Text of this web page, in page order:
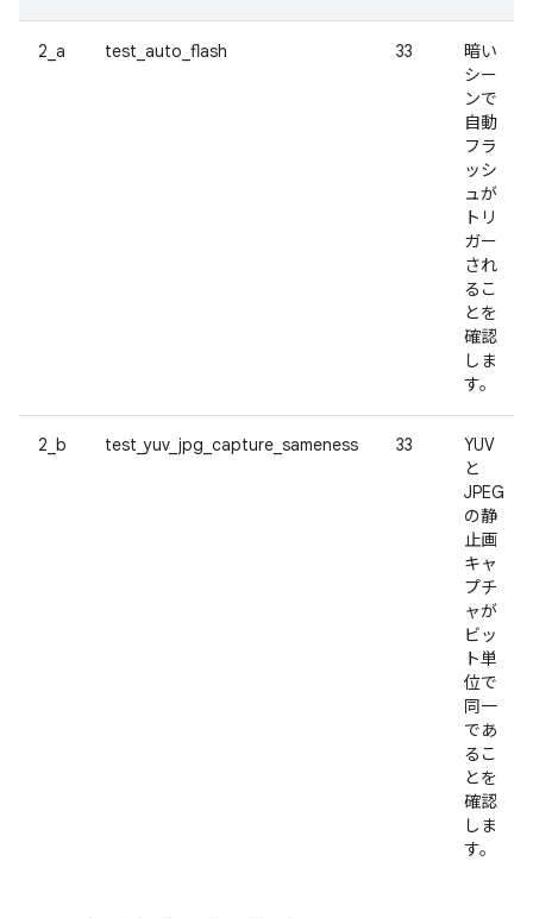
2_a test_auto_flash 33
暗い
シー
ンで
自動
フラ
ッシ
ュが
トリ
ガー
され
るこ
とを
確認
しま
す。
2_b test_yuv_jpg_capture_sameness 33
YUV
と
JPEG
の静
止画
キャ
プチ
ャが
ビッ
ト単
位で
同一
であ
るこ
とを
確認
しま
す。